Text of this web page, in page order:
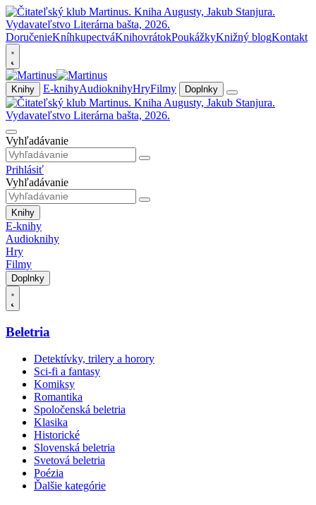
DoručenieKníhkupectváKnihovrátokPoukážkyKnižný blogKontakt
Knihy E-knihyAudioknihyHryFilmy Doplnky
Vyhľadávanie
Prihlásiť
Vyhľadávanie
Knihy
E-knihy
Audioknihy
Hry
Filmy
Doplnky
Beletria
Detektívky, trilery a horory
Sci-fi a fantasy
Komiksy
Romantika
Spoločenská beletria
Klasika
Historické
Slovenská beletria
Svetová beletria
Poézia
Ďalšie kategórie